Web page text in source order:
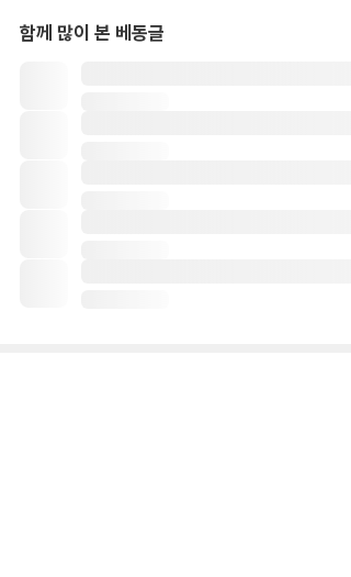
함께 많이 본 베동글